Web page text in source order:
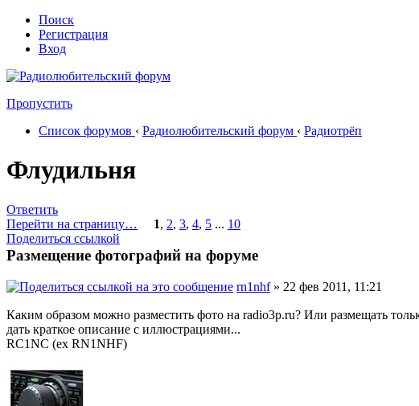
Поиск
Регистрация
Вход
Пропустить
Список форумов ‹ Радиолюбительский форум ‹ Радиотрёп
Флудильня
Ответить
Перейти на страницу…
1, 2, 3, 4, 5 ... 10
Поделиться ссылкой
Размещение фотографий на форуме
rn1nhf» 22 фев 2011, 11:21
Каким образом можно разместить фото на radio3p.ru? Или размещать
дать краткое описание с иллюстрациями...
RC1NC (ex RN1NHF)